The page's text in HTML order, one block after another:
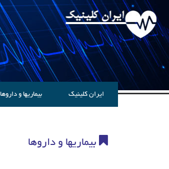
ایران کلینیک بیماریها و داروها
بیماریها و داروها